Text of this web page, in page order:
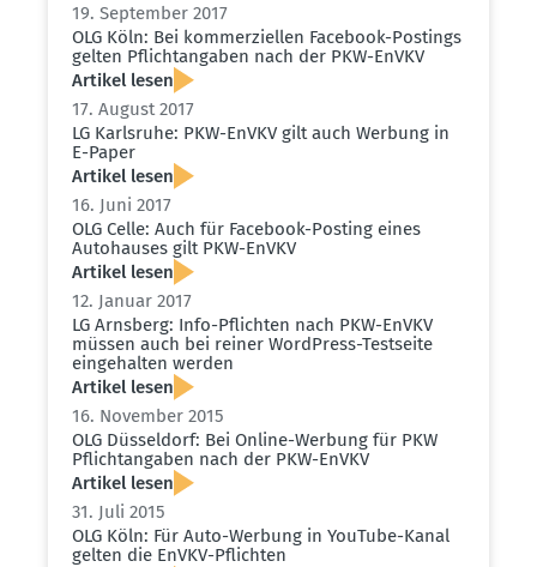
19. September 2017
OLG Köln: Bei kommer­zi­ellen Facebook-Postings
gelten Pflicht­an­gaben nach der PKW-EnVKV
Artikel lesen
17. August 2017
LG Karlsruhe: PKW-EnVKV gilt auch Werbung in
E-Paper
Artikel lesen
16. Juni 2017
OLG Celle: Auch für Facebook-Posting eines
Autohauses gilt PKW-EnVKV
Artikel lesen
12. Januar 2017
LG Arnsberg: Info-Pflichten nach PKW-EnVKV
müssen auch bei reiner WordPress-Testseite
einge­halten werden
Artikel lesen
16. November 2015
OLG Düsseldorf: Bei Online-Werbung für PKW
Pflicht­an­gaben nach der PKW-EnVKV
Artikel lesen
31. Juli 2015
OLG Köln: Für Auto-Werbung in YouTube-Kanal
gelten die EnVKV-Pflichten